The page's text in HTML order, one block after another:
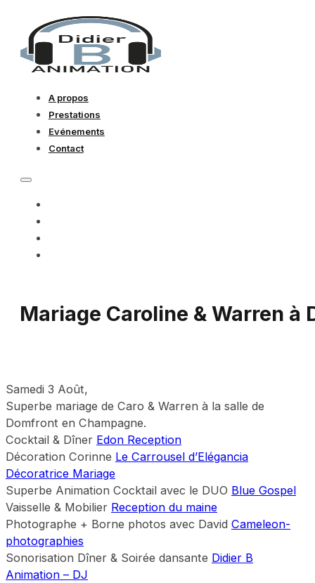
A propos
Prestations
Evénements
Contact
Mariage Caroline & Warren à
Samedi 3 Août,
Superbe mariage de Caro & Warren à la salle de
Domfront en Champagne.
Cocktail & Dîner Edon Reception
Décoration Corinne Le Carrousel d’Elégancia
Décoratrice Mariage
Superbe Animation Cocktail avec le DUO Blue Gospel
Vaisselle & Mobilier Reception du maine
Photographe + Borne photos avec David Cameleon-
photographies
Sonorisation Dîner & Soirée dansante Didier B
Animation – DJ